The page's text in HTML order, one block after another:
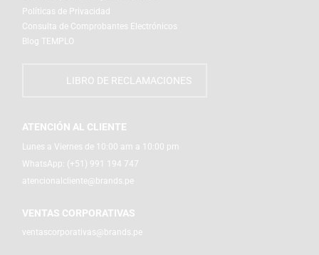
Políticas de Privacidad
Consulta de Comprobantes Electrónicos
Blog TEMPLO
LIBRO DE RECLAMACIONES
ATENCIÓN AL CLIENTE
Lunes a Viernes de 10:00 am a 10:00 pm
WhatsApp: (+51) 991 194 747
atencionalcliente@brands.pe
VENTAS CORPORATIVAS
ventascorporativas@brands.pe